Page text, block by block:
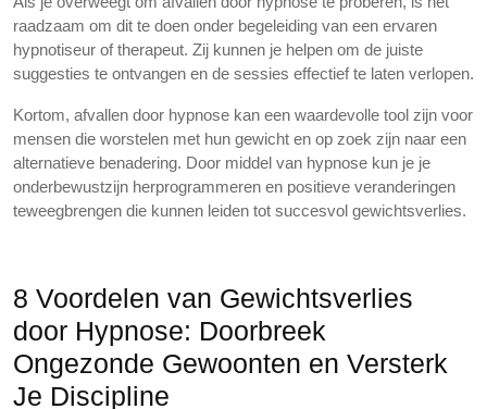
raadzaam om dit te doen onder begeleiding van een ervaren
hypnotiseur of therapeut. Zij kunnen je helpen om de juiste
suggesties te ontvangen en de sessies effectief te laten verlopen.
Kortom, afvallen door hypnose kan een waardevolle tool zijn voor
mensen die worstelen met hun gewicht en op zoek zijn naar een
alternatieve benadering. Door middel van hypnose kun je je
onderbewustzijn herprogrammeren en positieve veranderingen
teweegbrengen die kunnen leiden tot succesvol gewichtsverlies.
8 Voordelen van Gewichtsverlies
door Hypnose: Doorbreek
Ongezonde Gewoonten en Versterk
Je Discipline